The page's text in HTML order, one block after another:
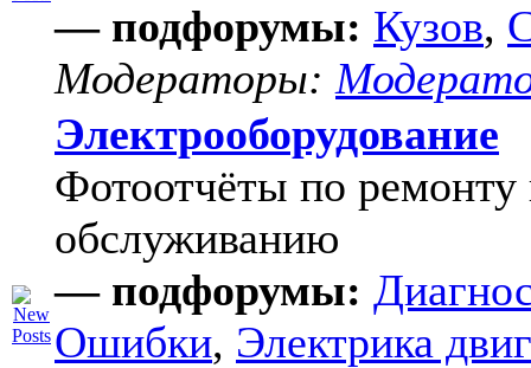
— подфорумы: Кузов,
Модераторы:
Электрооборудование
Фотоотчёты по ремонту
обслуживанию
— подфорумы:
Ошибки, Электрика